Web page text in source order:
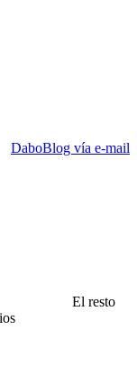
DaboBlog vía e-mail
El resto